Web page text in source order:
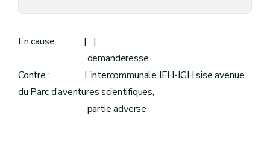
En cause : […]
demanderesse
Contre : L’intercommunale IEH-IGH sise avenue
du Parc d’aventures scientifiques,
partie adverse